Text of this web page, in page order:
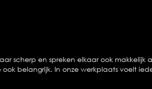
scherp en spreken elkaar ook
belangrijk. In onze werkplaats voelt